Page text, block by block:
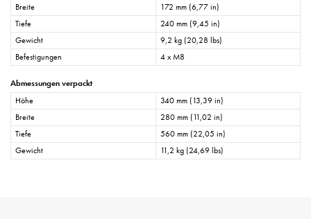
Breite
172 mm (6,77 in)
Tiefe
240 mm (9,45 in)
Gewicht
9,2 kg (20,28 lbs)
Befestigungen
4 x M8
Abmessungen verpackt
Höhe
340 mm (13,39 in)
Breite
280 mm (11,02 in)
Tiefe
560 mm (22,05 in)
Gewicht
11,2 kg (24,69 lbs)